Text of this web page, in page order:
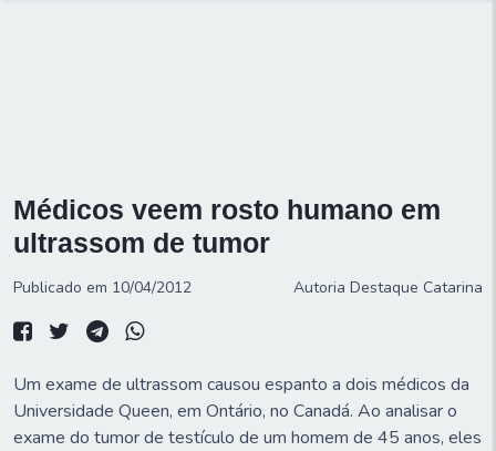
Médicos veem rosto humano em
ultrassom de tumor
Publicado em 10/04/2012 Autoria Destaque Catarina
Um exame de ultrassom causou espanto a dois médicos da
Universidade Queen, em Ontário, no Canadá. Ao analisar o
exame do tumor de testículo de um homem de 45 anos, eles